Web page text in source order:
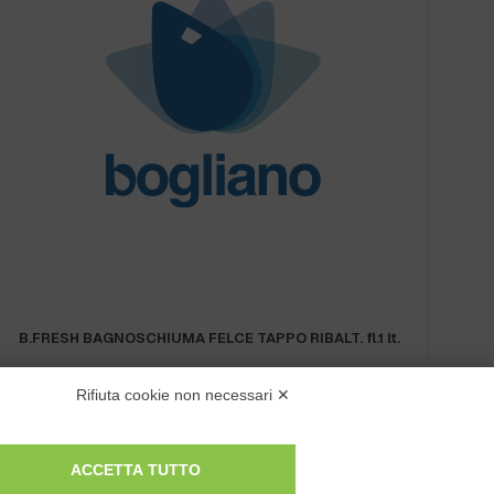
B.FRESH BAGNOSCHIUMA FELCE TAPPO RIBALT. fl.1 lt.
Rifiuta cookie non necessari ✕
ACCETTA TUTTO